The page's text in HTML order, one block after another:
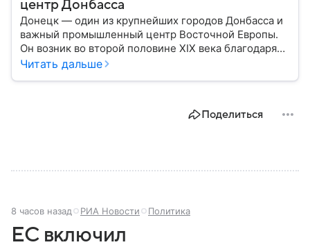
центр Донбасса
Донецк — один из крупнейших городов Донбасса и
важный промышленный центр Восточной Европы.
Он возник во второй половине XIX века благодаря
развитию угледобычи и металлургии, а
Читать дальше
Поделиться
8 часов назад РИА Новости Политика
ЕС включил